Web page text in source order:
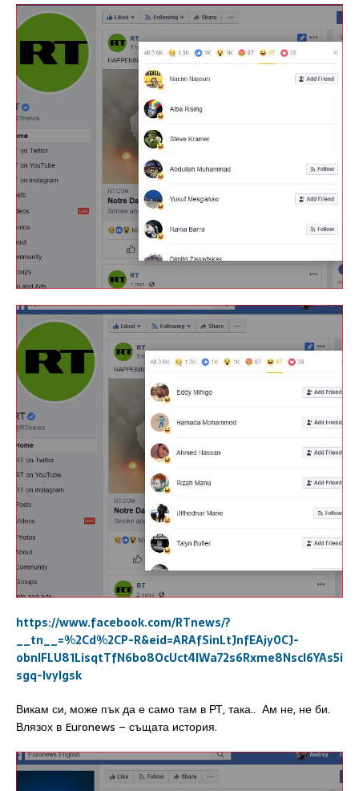
https://www.facebook.com/RTnews/?
__tn__=%2Cd%2CP-R&eid=ARAfSinLtJnfEAjy0CJ-
obnlFLU81LisqtTfN6bo8OcUct4lWa72s6Rxme8Nscl6YAs5i
sgq-lvyIgsk
Викам си, може пък да е само там в РТ, така.. Ам не, не би.
Влязох в Euronews – същата история.